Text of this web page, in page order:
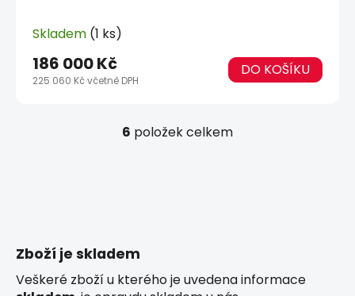
Skladem (1 ks)
225 060 Kč včetně DPH
186 000 Kč DO KOŠÍKU
O
p
6 položek celkem
Zboží je skladem
Veškeré zboží u kterého je uvedena informace